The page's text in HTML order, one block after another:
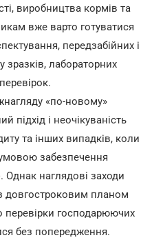
виробництва кормів та
вже варто готуватися
передзабійних і
зразків, лабораторних
«по-новому»
підхід і неочікуваність
та інших випадків, коли
забезпечення
наглядові заходи
довгостроковим планом
господарюючих
без попередження.